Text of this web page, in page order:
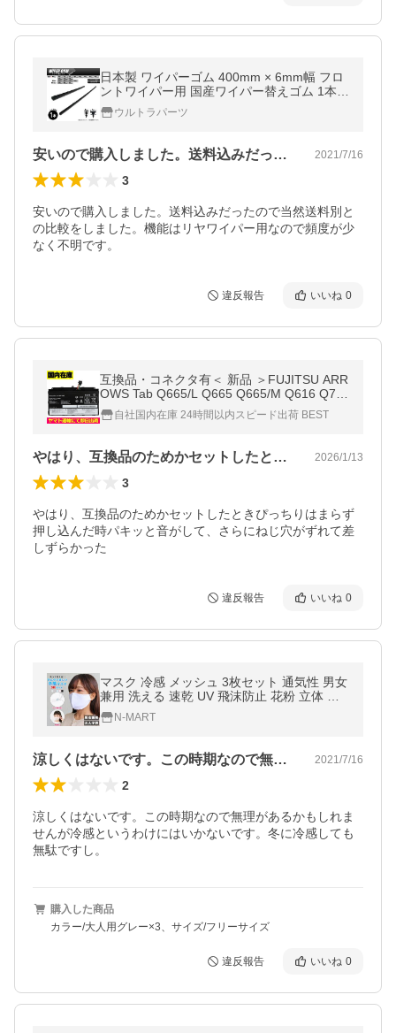
日本製 ワイパーゴム 400mm × 6mm幅 フロ
ントワイパー用 国産ワイパー替えゴム 1本
ネコポス送料無料
ウルトラパーツ
安いので購入しました。送料込みだったの… 2021/7/16
3
安いので購入しました。送料込みだったので当然送料別と
の比較をしました。機能はリヤワイパー用なので頻度が少
なく不明です。
違反報告 いいね 0
互換品・コネクタ有＜ 新品 ＞FUJITSU ARR
OWS Tab Q665/L Q665 Q665/M Q616 Q731
1 Q738 Q738/SB Q739 CP690859 CP70 FP
B0349S FPB0326S 電池番号FPCBP479
自社国内在庫 24時間以内スピード出荷 BEST
やはり、互換品のためかセットしたときぴ… 2026/1/13
3
やはり、互換品のためかセットしたときぴっちりはまらず
押し込んだ時パキッと音がして、さらにねじ穴がずれて差
しずらかった
違反報告 いいね 0
マスク 冷感 メッシュ 3枚セット 通気性 男女
兼用 洗える 速乾 UV 飛沫防止 花粉 立体 爆
買 N-MART
涼しくはないです。この時期なので無理が… 2021/7/16
2
涼しくはないです。この時期なので無理があるかもしれま
せんが冷感というわけにはいかないです。冬に冷感しても
無駄ですし。
購入した商品
カラー/大人用グレー×3、サイズ/フリーサイズ
違反報告 いいね 0